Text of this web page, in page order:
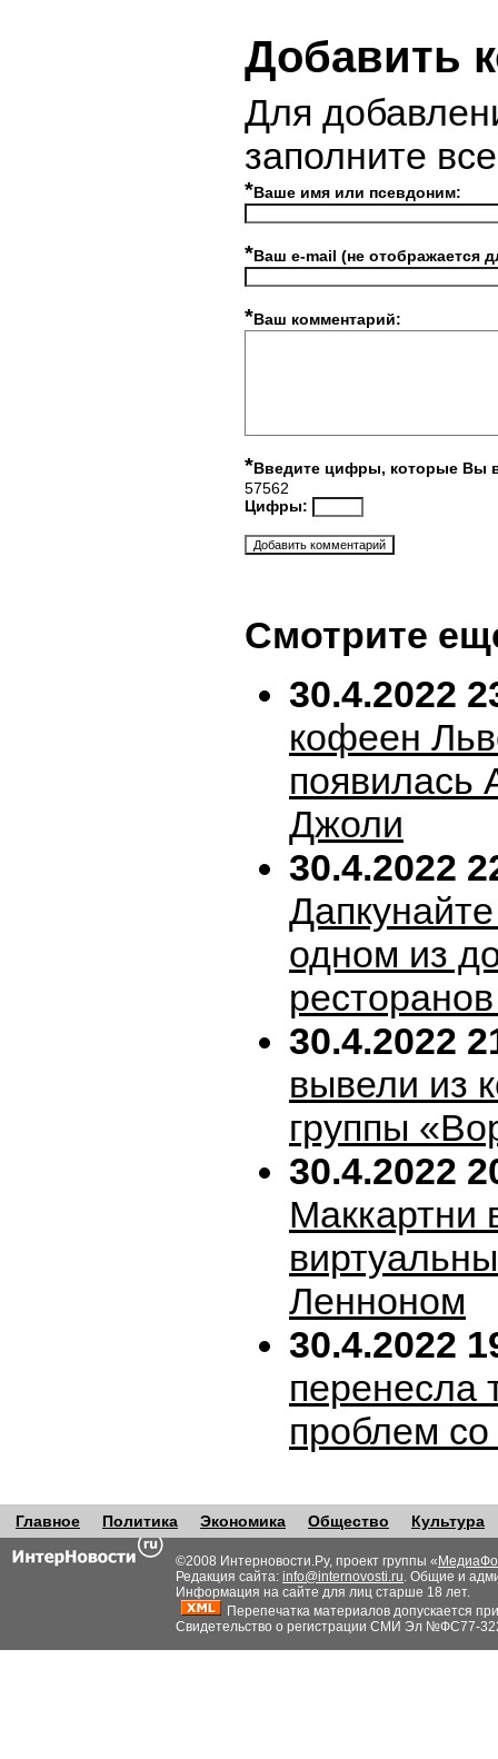
Добавить
Для
заполните
*Ваше имя или псевдоним:
*Ваш e-mail (не отображается
*Ваш комментарий:
*Введите цифры, которые Вы
57562
Цифры:
Смотрите
30.4.2022
кофеен
появилась
Джоли
30.4.2022
одном из
30.4.2022
вывели из
группы
30.4.2022
Маккартни
Ленноном
30.4.2022
перенесла
проблем
Главное Политика Экономика Общество Культура
©2008 Интерновости.Ру, проект группы «
Редакция сайта: info@internovosti.ru. Общие и
Информация на сайте для лиц старше 18 лет.
Перепечатка материалов допускается
Свидетельство о регистрации СМИ Эл №ФС77-